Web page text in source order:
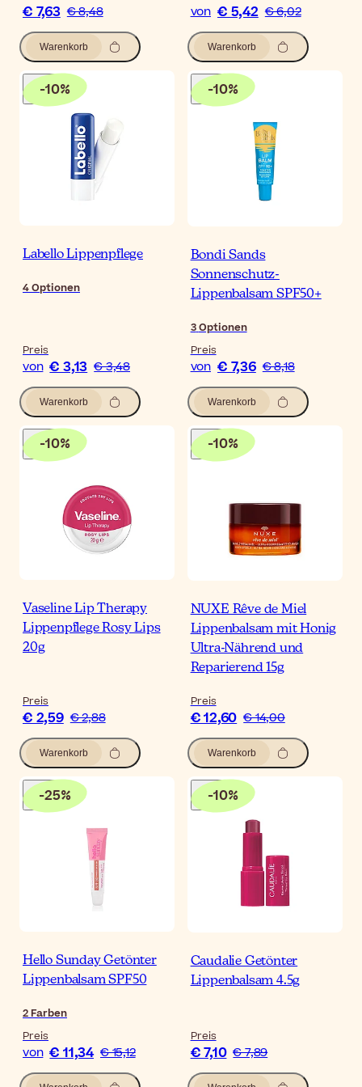
€ 7,63 € 8,48
Warenkorb
von € 5,42 € 6,02
Warenkorb
-10%
Labello Lippenpflege
4Optionen
Preis
von € 3,13 € 3,48
Warenkorb
-10%
Bondi Sands
Sonnenschutz-
Lippenbalsam SPF50+
3Optionen
Preis
von € 7,36 € 8,18
Warenkorb
-10%
Vaseline Lip Therapy
Lippenpflege Rosy Lips
20g
Preis
€ 2,59 € 2,88
Warenkorb
-10%
NUXE Rêve de Miel
Lippenbalsam mit Honig
Ultra-Nährend und
Reparierend 15g
Preis
€ 12,60 € 14,00
Warenkorb
-25%
Hello Sunday Getönter
Lippenbalsam SPF50
2 Farben
Preis
von € 11,34 € 15,12
-10%
Caudalie Getönter
Lippenbalsam 4.5g
Preis
€ 7,10 € 7,89